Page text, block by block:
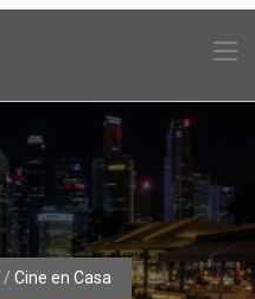
/ Cine en Casa